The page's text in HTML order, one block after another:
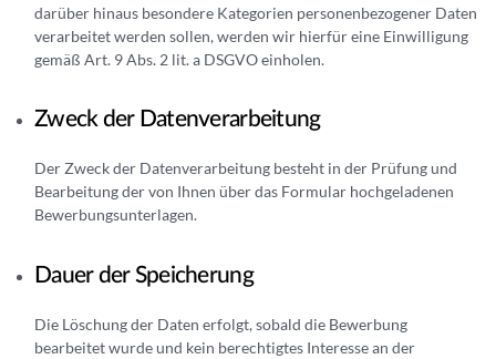
darüber hinaus besondere Kategorien personenbezogener Daten
verarbeitet werden sollen, werden wir hierfür eine Einwilligung
gemäß Art. 9 Abs. 2 lit. a DSGVO einholen.
Zweck der Datenverarbeitung
Der Zweck der Datenverarbeitung besteht in der Prüfung und
Bearbeitung der von Ihnen über das Formular hochgeladenen
Bewerbungsunterlagen.
Dauer der Speicherung
Die Löschung der Daten erfolgt, sobald die Bewerbung
bearbeitet wurde und kein berechtigtes Interesse an der